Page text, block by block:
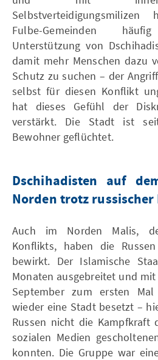
Fulbe-Gemeinden
Unterstützung von
damit mehr Menschen dazu
Schutz zu suchen – der
selbst für diesen Konflikt
hat dieses Gefühl der
verstärkt. Die Stadt ist
Bewohner geflüchtet.
Dschihadisten auf
Norden trotz russischer
Auch im Norden Malis,
Konflikts, haben die
bewirkt. Der Islamische
Monaten ausgebreitet und
September zum ersten
wieder eine Stadt besetzt –
Russen nicht die Kampfkraft
sozialen Medien
konnten. Die Gruppe war